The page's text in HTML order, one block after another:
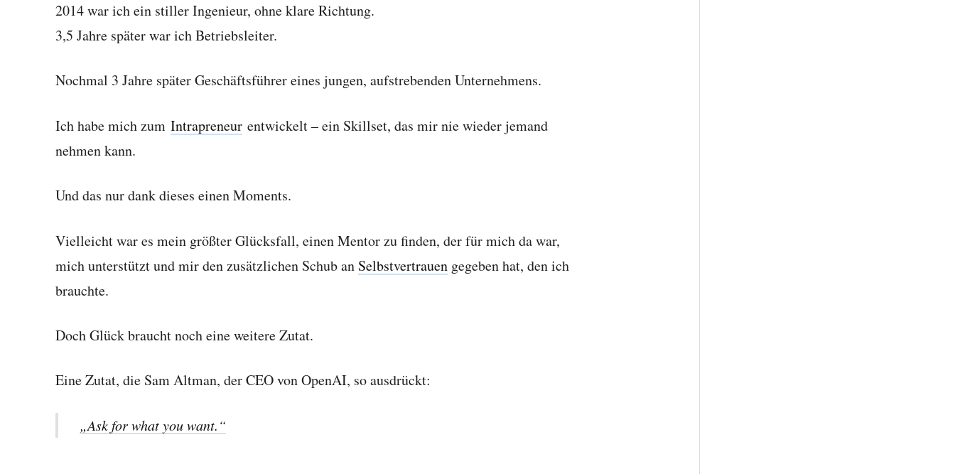
2014 war ich ein stiller Ingenieur, ohne klare Richtung.
3,5 Jahre später war ich Betriebsleiter.
Nochmal 3 Jahre später Geschäftsführer eines jungen, aufstrebenden Unternehmens.
Ich habe mich zum Intrapreneur entwickelt – ein Skillset, das mir nie wieder jemand
nehmen kann.
Und das nur dank dieses einen Moments.
Vielleicht war es mein größter Glücksfall, einen Mentor zu finden, der für mich da war,
mich unterstützt und mir den zusätzlichen Schub an Selbstvertrauen gegeben hat, den ich
brauchte.
Doch Glück braucht noch eine weitere Zutat.
Eine Zutat, die Sam Altman, der CEO von OpenAI, so ausdrückt:
„Ask for what you want.“